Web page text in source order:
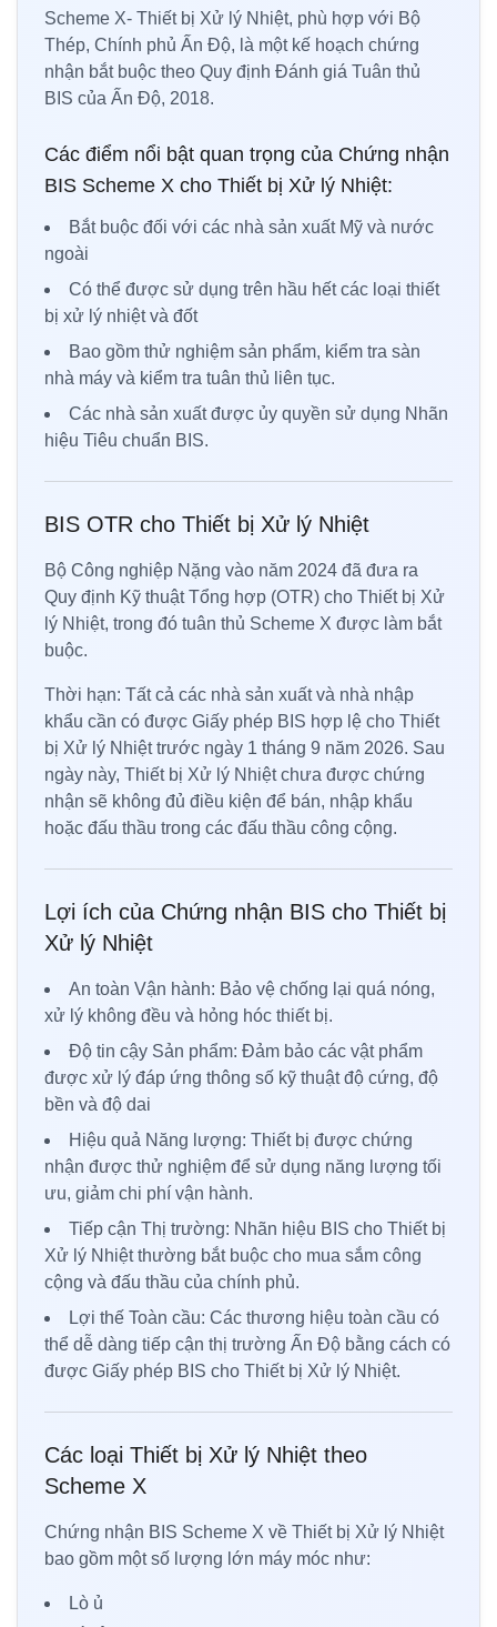
Scheme X- Thiết bị Xử lý Nhiệt, phù hợp với Bộ
Thép, Chính phủ Ấn Độ, là một kế hoạch chứng
nhận bắt buộc theo Quy định Đánh giá Tuân thủ
BIS của Ấn Độ, 2018.
Các điểm nổi bật quan trọng của Chứng nhận
BIS Scheme X cho Thiết bị Xử lý Nhiệt:
Bắt buộc đối với các nhà sản xuất Mỹ và nước
ngoài
Có thể được sử dụng trên hầu hết các loại thiết
bị xử lý nhiệt và đốt
Bao gồm thử nghiệm sản phẩm, kiểm tra sàn
nhà máy và kiểm tra tuân thủ liên tục.
Các nhà sản xuất được ủy quyền sử dụng Nhãn
hiệu Tiêu chuẩn BIS.
BIS OTR cho Thiết bị Xử lý Nhiệt
Bộ Công nghiệp Nặng vào năm 2024 đã đưa ra
Quy định Kỹ thuật Tổng hợp (OTR) cho Thiết bị Xử
lý Nhiệt, trong đó tuân thủ Scheme X được làm bắt
buộc.
Thời hạn: Tất cả các nhà sản xuất và nhà nhập
khẩu cần có được Giấy phép BIS hợp lệ cho Thiết
bị Xử lý Nhiệt trước ngày 1 tháng 9 năm 2026. Sau
ngày này, Thiết bị Xử lý Nhiệt chưa được chứng
nhận sẽ không đủ điều kiện để bán, nhập khẩu
hoặc đấu thầu trong các đấu thầu công cộng.
Lợi ích của Chứng nhận BIS cho Thiết bị
Xử lý Nhiệt
An toàn Vận hành: Bảo vệ chống lại quá nóng,
xử lý không đều và hỏng hóc thiết bị.
Độ tin cậy Sản phẩm: Đảm bảo các vật phẩm
được xử lý đáp ứng thông số kỹ thuật độ cứng, độ
bền và độ dai
Hiệu quả Năng lượng: Thiết bị được chứng
nhận được thử nghiệm để sử dụng năng lượng tối
ưu, giảm chi phí vận hành.
Tiếp cận Thị trường: Nhãn hiệu BIS cho Thiết bị
Xử lý Nhiệt thường bắt buộc cho mua sắm công
cộng và đấu thầu của chính phủ.
Lợi thế Toàn cầu: Các thương hiệu toàn cầu có
thể dễ dàng tiếp cận thị trường Ấn Độ bằng cách có
được Giấy phép BIS cho Thiết bị Xử lý Nhiệt.
Các loại Thiết bị Xử lý Nhiệt theo
Scheme X
Chứng nhận BIS Scheme X về Thiết bị Xử lý Nhiệt
bao gồm một số lượng lớn máy móc như:
Lò ủ